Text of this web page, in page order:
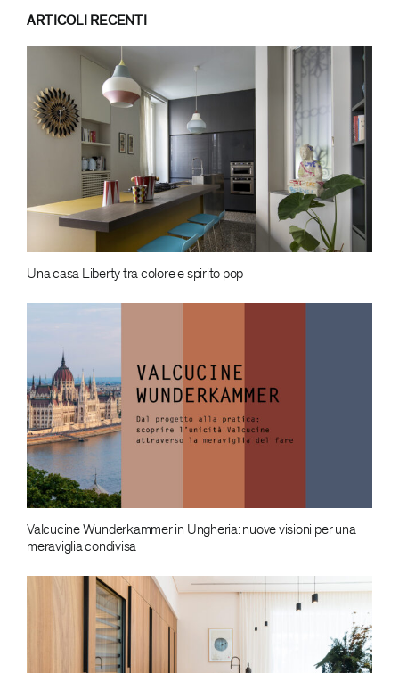
ARTICOLI RECENTI
Una casa Liberty tra colore e spirito pop
Valcucine Wunderkammer in Ungheria: nuove visioni per una
meraviglia condivisa